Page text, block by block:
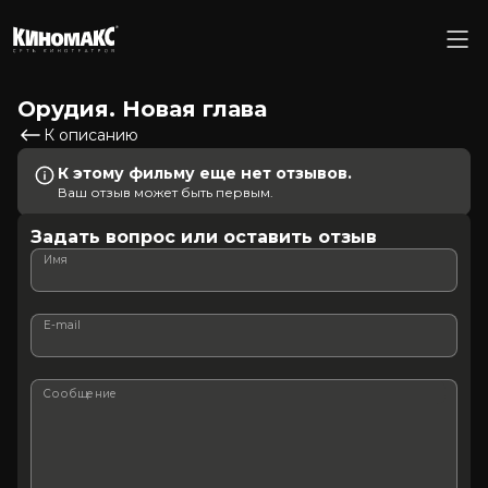
Орудия. Новая глава
К описанию
К этому фильму еще нет отзывов.
Ваш отзыв может быть первым.
Задать вопрос или оставить отзыв
Имя
E-mail
Сообщение